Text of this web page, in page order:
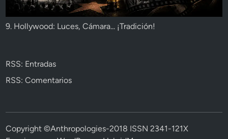
9. Hollywood: Luces, Cámara... ¡Tradición!
RSS: Entradas
RSS: Comentarios
Copyright ©Anthropologies-2018 ISSN 2341-121X